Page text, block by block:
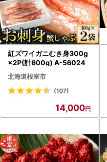
紅ズワイガニむき身300g
×2P(計600g) A-56024
北海道根室市
(107)
14,000